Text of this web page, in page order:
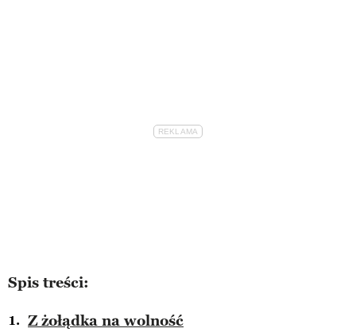
Spis treści:
Z żołądka na wolność